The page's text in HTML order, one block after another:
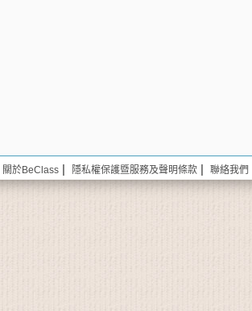
關於BeClass | 隱私權保護暨服務及聲明條款 | 聯絡我們